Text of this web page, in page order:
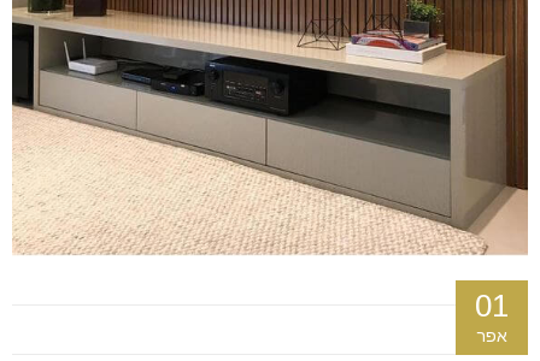
01
אפר
סמן קישורים
לאפס
כל
האפשרויות